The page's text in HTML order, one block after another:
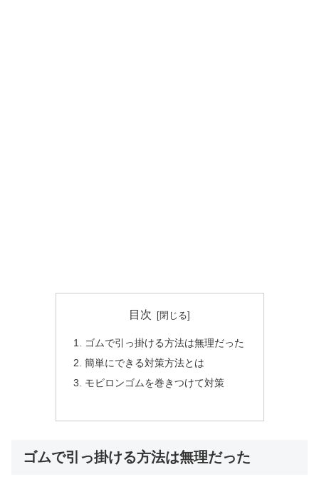
目次
ゴムで引っ掛ける方法は無理だった
簡単にできる対策方法とは
モビロンゴムを巻きつけて対策
ゴムで引っ掛ける方法は無理だった